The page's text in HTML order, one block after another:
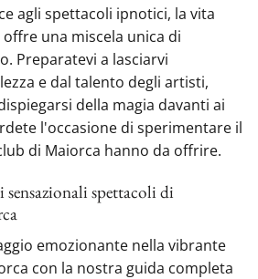
agli spettacoli ipnotici, la vita
una miscela unica di
Preparatevi a lasciarvi
e dal talento degli artisti,
della magia davanti ai
l'occasione di sperimentare il
di Maiorca hanno da offrire.
spettacoli di
emozionante nella vibrante
con la nostra guida completa